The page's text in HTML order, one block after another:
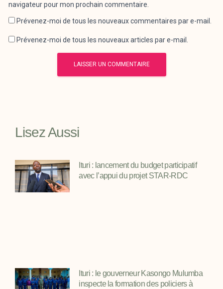
navigateur pour mon prochain commentaire.
Prévenez-moi de tous les nouveaux commentaires par e-mail.
Prévenez-moi de tous les nouveaux articles par e-mail.
Lisez Aussi
Ituri : lancement du budget participatif
avec l’appui du projet STAR-RDC
Ituri : le gouverneur Kasongo Mulumba
inspecte la formation des policiers à